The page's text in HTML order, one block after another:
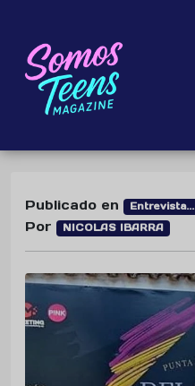
Publicado en Entrevista...
Por NICOLAS IBARRA